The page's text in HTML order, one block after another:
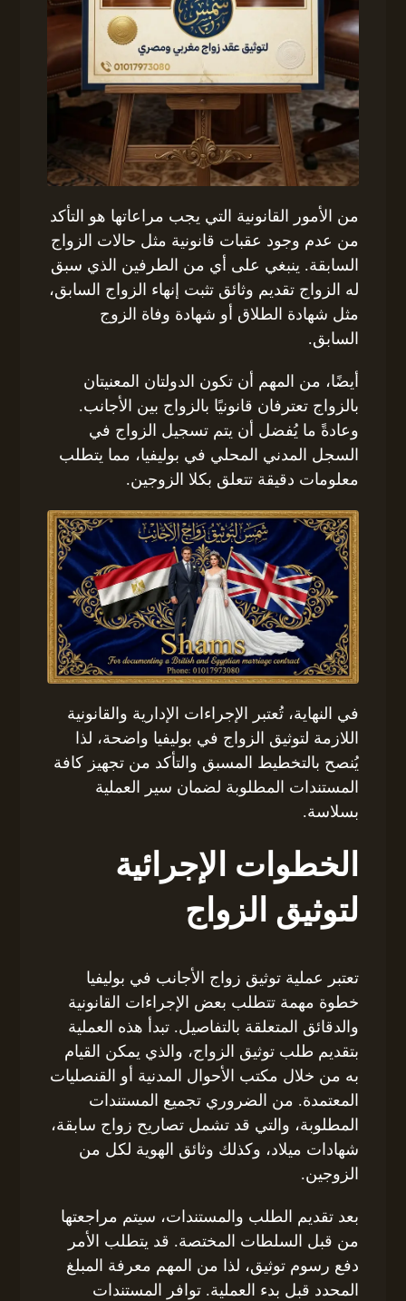
من الأمور القانونية التي يجب مراعاتها هو التأكد
من عدم وجود عقبات قانونية مثل حالات الزواج
السابقة. ينبغي على أي من الطرفين الذي سبق
له الزواج تقديم وثائق تثبت إنهاء الزواج السابق،
مثل شهادة الطلاق أو شهادة وفاة الزوج
السابق.
أيضًا، من المهم أن تكون الدولتان المعنيتان
بالزواج تعترفان قانونيًا بالزواج بين الأجانب.
وعادةً ما يُفضل أن يتم تسجيل الزواج في
السجل المدني المحلي في بوليفيا، مما يتطلب
معلومات دقيقة تتعلق بكلا الزوجين.
في النهاية، تُعتبر الإجراءات الإدارية والقانونية
اللازمة لتوثيق الزواج في بوليفيا واضحة، لذا
يُنصح بالتخطيط المسبق والتأكد من تجهيز كافة
المستندات المطلوبة لضمان سير العملية
بسلاسة.
الخطوات الإجرائية
لتوثيق الزواج
تعتبر عملية توثيق زواج الأجانب في بوليفيا
خطوة مهمة تتطلب بعض الإجراءات القانونية
والدقائق المتعلقة بالتفاصيل. تبدأ هذه العملية
بتقديم طلب توثيق الزواج، والذي يمكن القيام
به من خلال مكتب الأحوال المدنية أو القنصليات
المعتمدة. من الضروري تجميع المستندات
المطلوبة، والتي قد تشمل تصاريح زواج سابقة،
شهادات ميلاد، وكذلك وثائق الهوية لكل من
الزوجين.
بعد تقديم الطلب والمستندات، سيتم مراجعتها
من قبل السلطات المختصة. قد يتطلب الأمر
دفع رسوم توثيق، لذا من المهم معرفة المبلغ
المحدد قبل بدء العملية. توافر المستندات